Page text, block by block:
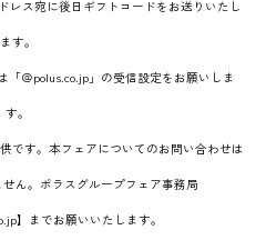
レス宛に後日ギフトコードをお送りいたし
ます。
「＠polus.co.jp」の受信設定をお願いしま
す。
です。本フェアについてのお問い合わせは
ん。ポラスグループフェア事務局
】までお願いいたします。